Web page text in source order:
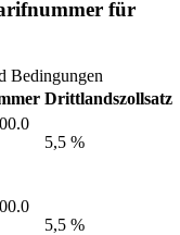
für
Bedingungen
Drittlandszollsatz
5,5 %
5,5 %